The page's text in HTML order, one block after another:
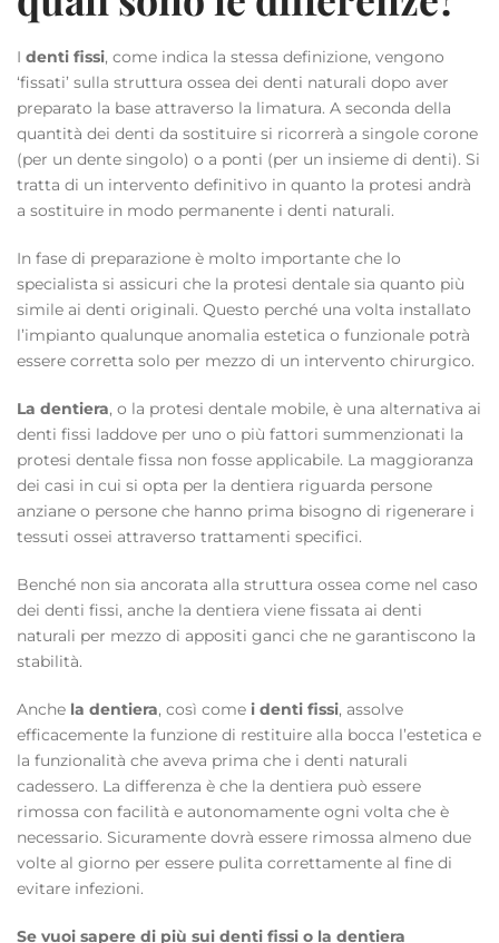
I denti fissi, come indica la stessa definizione, vengono
‘fissati’ sulla struttura ossea dei denti naturali dopo aver
preparato la base attraverso la limatura. A seconda della
quantità dei denti da sostituire si ricorrerà a singole corone
(per un dente singolo) o a ponti (per un insieme di denti). Si
tratta di un intervento definitivo in quanto la protesi andrà
a sostituire in modo permanente i denti naturali.
In fase di preparazione è molto importante che lo
specialista si assicuri che la protesi dentale sia quanto più
simile ai denti originali. Questo perché una volta installato
l’impianto qualunque anomalia estetica o funzionale potrà
essere corretta solo per mezzo di un intervento chirurgico.
La dentiera, o la protesi dentale mobile, è una alternativa ai
denti fissi laddove per uno o più fattori summenzionati la
protesi dentale fissa non fosse applicabile. La maggioranza
dei casi in cui si opta per la dentiera riguarda persone
anziane o persone che hanno prima bisogno di rigenerare i
tessuti ossei attraverso trattamenti specifici.
Benché non sia ancorata alla struttura ossea come nel caso
dei denti fissi, anche la dentiera viene fissata ai denti
naturali per mezzo di appositi ganci che ne garantiscono la
stabilità.
Anche la dentiera, così come i denti fissi, assolve
efficacemente la funzione di restituire alla bocca l’estetica e
la funzionalità che aveva prima che i denti naturali
cadessero. La differenza è che la dentiera può essere
rimossa con facilità e autonomamente ogni volta che è
necessario. Sicuramente dovrà essere rimossa almeno due
volte al giorno per essere pulita correttamente al fine di
evitare infezioni.
Se vuoi sapere di più sui denti fissi o la dentiera